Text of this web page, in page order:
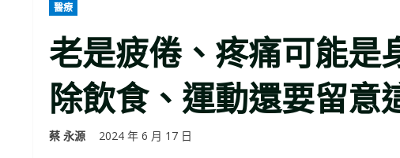
醫療
老是疲倦、疼痛可能
除飲食、運動還要留意
蔡 永源 2024 年 6 月 17 日